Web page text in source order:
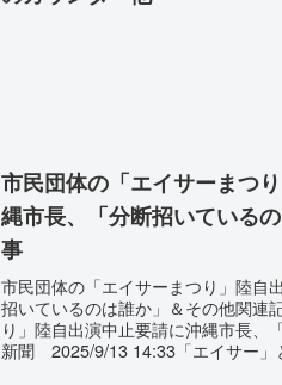
市民団体の「エイサーまつ
縄市長、「分断招いている
事
市民団体の「エイサーまつり」陸自
招いているのは誰か」＆その他関連
り」陸自出演中止要請に沖縄市長、
新聞 2025/9/13 14:33「エイサー」